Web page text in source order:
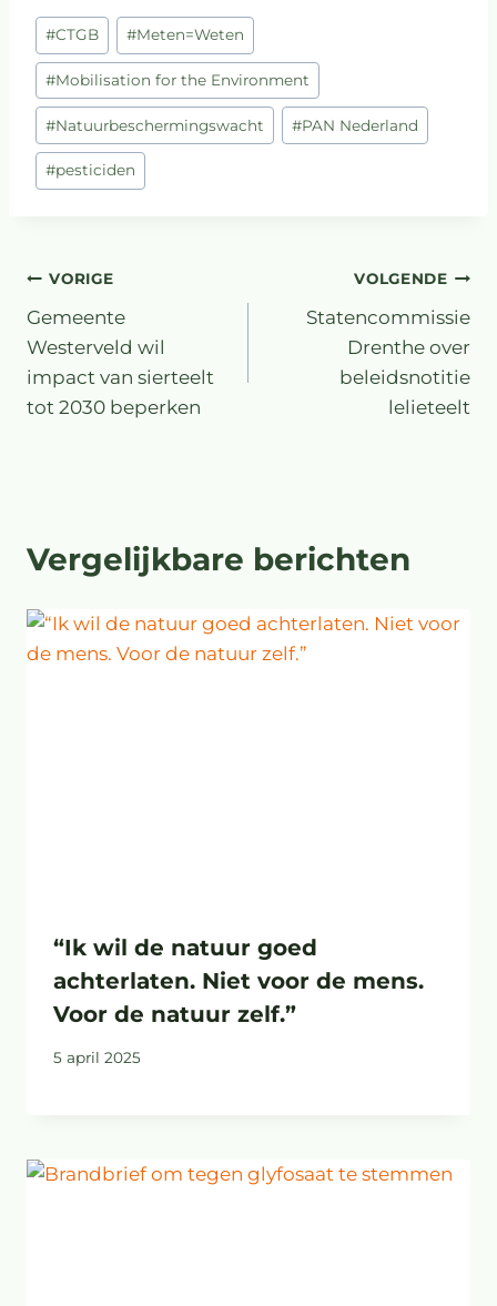
#CTGB #Meten=Weten
#Mobilisation for the Environment
#Natuurbeschermingswacht #PAN Nederland
#pesticiden
VORIGE
Gemeente
Westerveld wil
impact van sierteelt
tot 2030 beperken
VOLGENDE
Statencommissie
Drenthe over
beleidsnotitie
lelieteelt
Vergelijkbare berichten
“Ik wil de natuur goed
achterlaten. Niet voor de mens.
Voor de natuur zelf.”
5 april 2025